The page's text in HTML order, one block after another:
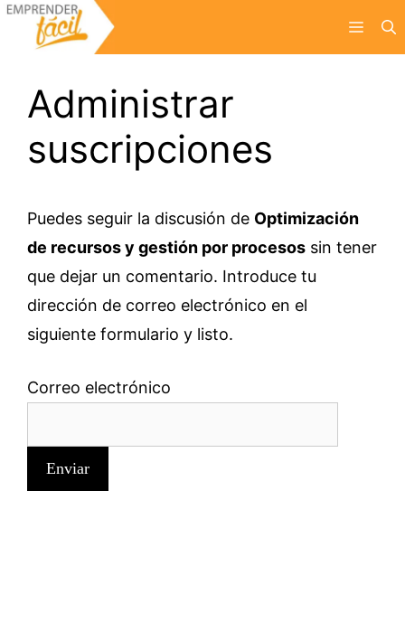
Saltar
Menú
Administrar
suscripciones
Puedes seguir la discusión de Optimización
de recursos y gestión por procesos sin tener
que dejar un comentario. Introduce tu
dirección de correo electrónico en el
siguiente formulario y listo.
Correo electrónico